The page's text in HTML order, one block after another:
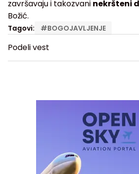
završavaju i takozvani nekršteni
Božić.
Tagovi: #BOGOJAVLJENJE
Podeli vest